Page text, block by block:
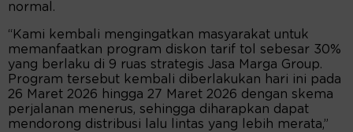
normal.
“Kami kembali mengingatkan masyarakat untuk
memanfaatkan program diskon tarif tol sebesar 30%
yang berlaku di 9 ruas strategis Jasa Marga Group.
Program tersebut kembali diberlakukan hari ini pada
26 Maret 2026 hingga 27 Maret 2026 dengan skema
perjalanan menerus, sehingga diharapkan dapat
mendorong distribusi lalu lintas yang lebih merata,”